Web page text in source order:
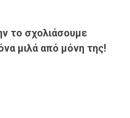
το σχολιάσουμε
μιλά από μόνη της!